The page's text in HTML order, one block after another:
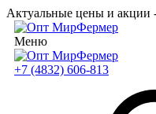
Актуальные цены и акции
Меню
+7 (4832) 606-813